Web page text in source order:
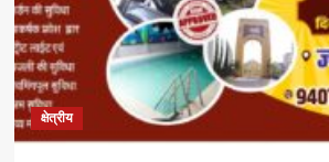
क्षेत्रीय